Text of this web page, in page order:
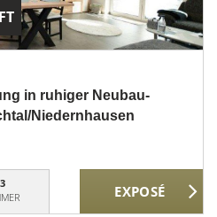
in ruhiger Neubau-
Niedernhausen
3